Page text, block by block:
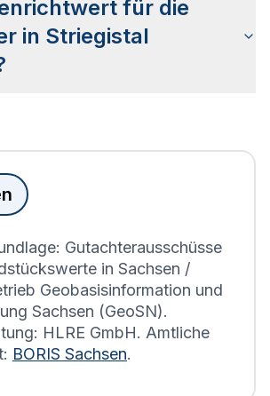
Die Karte wird in so
unterteilt, die
den Wert des Bodens sowie die
für die
in Striegistal
in Striegistal befinden, wird
auf Basis des
des entsprechenden Jahres
Gutachterausschüsse
in Sachsen /
Geobasisinformation und
Sachsen (GeoSN).
HLRE GmbH. Amtliche
BORIS Sachsen.